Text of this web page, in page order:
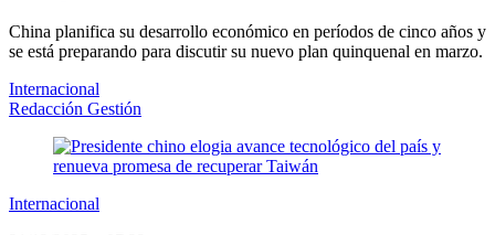
China planifica su desarrollo económico en períodos de cinco años y
se está preparando para discutir su nuevo plan quinquenal en marzo.
Internacional
Redacción Gestión
Internacional